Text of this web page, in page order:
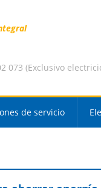
073 (Exclusivo
de servicio